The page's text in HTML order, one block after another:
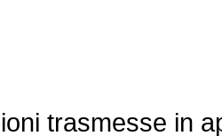
trasmesse in